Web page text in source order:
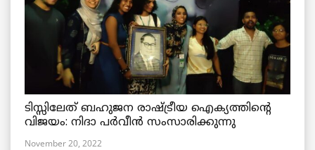
ടിസ്സിലേത് ബഹുജന രാഷ്ട്രീയ ഐക്യത്തിന്റെ
വിജയം: നിദാ പർവീൻ സംസാരിക്കുന്നു
November 20, 2022